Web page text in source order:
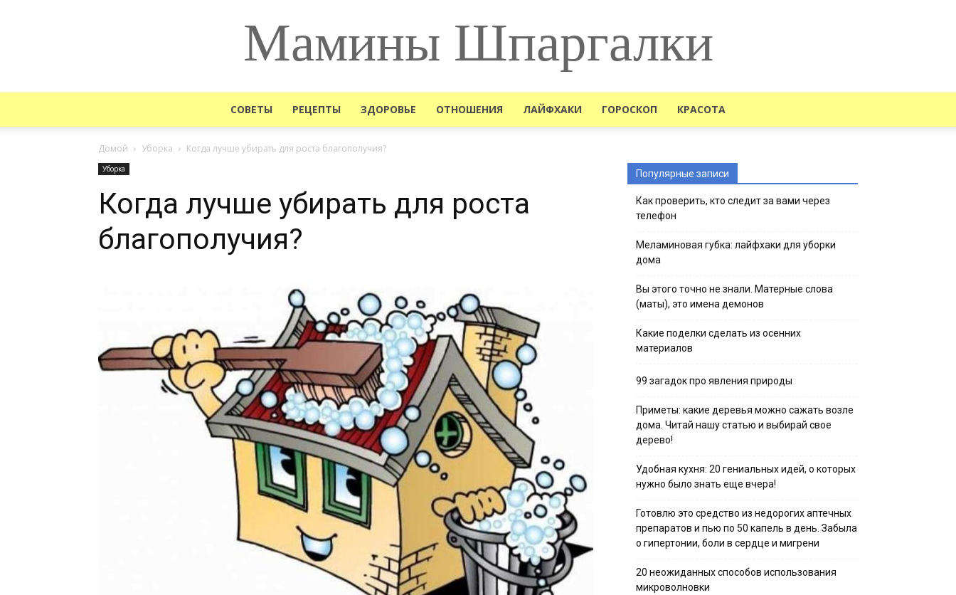
Мамины Шпаргалки
СОВЕТЫ РЕЦЕПТЫ ЗДОРОВЬЕ ОТНОШЕНИЯ ЛАЙФХАКИ ГОРОСКОП КРАСОТА
Домой Уборка Когда лучше убирать для роста благополучия?
Уборка
Когда лучше убирать для роста
благополучия?
Популярные записи
Как проверить, кто следит за вами через
телефон
Меламиновая губка: лайфхаки для уборки
дома
Вы этого точно не знали. Матерные слова
(маты), это имена демонов
Какие поделки сделать из осенних
материалов
99 загадок про явления природы
Приметы: какие деревья можно сажать возле
дома. Читай нашу статью и выбирай свое
дерево!
Удобная кухня: 20 гениальных идей, о которых
нужно было знать еще вчера!
Готовлю это средство из недорогих аптечных
препаратов и пью по 50 капель в день. Забыла
о гипертонии, боли в сердце и мигрени
20 неожиданных способов использования
микроволновки